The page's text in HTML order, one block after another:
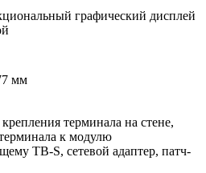
графический дисплей
мм
терминала на стене,
к модулю
ТВ-S, сетевой адаптер, патч-